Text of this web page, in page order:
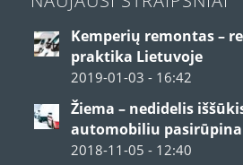
Kemperių remontas –
praktika Lietuvoje
2019-01-03 - 16:42
Žiema – nedidelis
automobiliu
2018-11-05 - 12:40